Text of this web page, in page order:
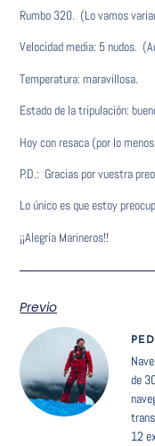
Rumbo 320. (Lo vamos
Velocidad media: 5 nudos.
Temperatura: maravillosa.
Estado de la tripulación:
Hoy con resaca (por lo
P.D.: Gracias por vuestra
Lo único es que estoy
¡¡Alegría Marineros!!
Previo
de
12